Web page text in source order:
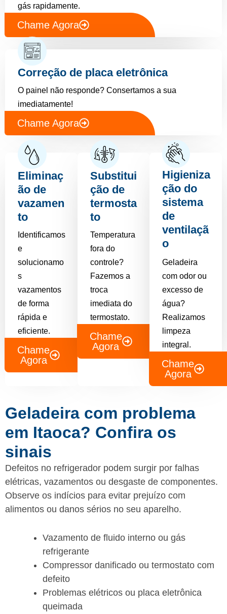
gás rapidamente.
Chame Agora
Correção de placa eletrônica
O painel não responde? Consertamos a sua
imediatamente!
Chame Agora
Eliminaç
ão de
vazamen
to
Identificamos
e
solucionamo
s
vazamentos
de forma
rápida e
eficiente.
Chame
Agora
Substitui
ção de
termosta
to
Temperatura
fora do
controle?
Fazemos a
troca
imediata do
termostato.
Chame
Agora
Higieniza
ção do
sistema
de
ventilaçã
o
Geladeira
com odor ou
excesso de
água?
Realizamos
limpeza
integral.
Chame
Agora
Geladeira com problema
em Itaoca? Confira os
sinais
Defeitos no refrigerador podem surgir por falhas
elétricas, vazamentos ou desgaste de componentes.
Observe os indícios para evitar prejuízo com
alimentos ou danos sérios no seu aparelho.
Vazamento de fluido interno ou gás
refrigerante
Compressor danificado ou termostato com
defeito
Problemas elétricos ou placa eletrônica
queimada